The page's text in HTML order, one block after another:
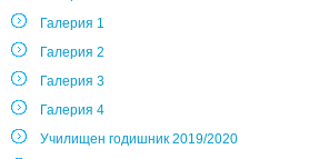
Галерия 1
Галерия 2
Галерия 3
Галерия 4
Училищен годишник 2019/2020